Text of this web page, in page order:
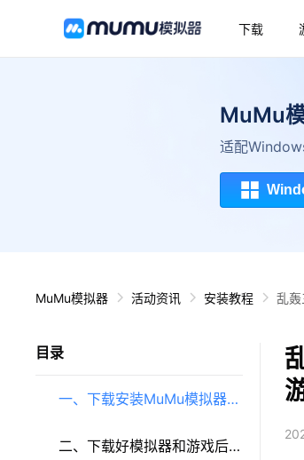
下载
MuMu
适配
MuMu模拟器 活动资讯 安装教程 乱
目录
一、下载安装MuMu模拟器和
《乱轰三国》
二、下载好模拟器和游戏后